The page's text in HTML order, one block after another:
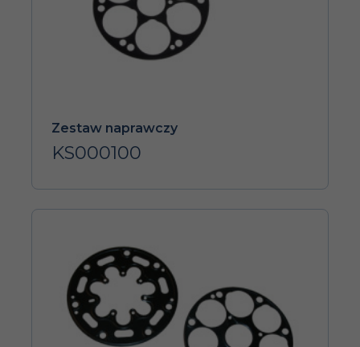
Zestaw naprawczy
KS000100